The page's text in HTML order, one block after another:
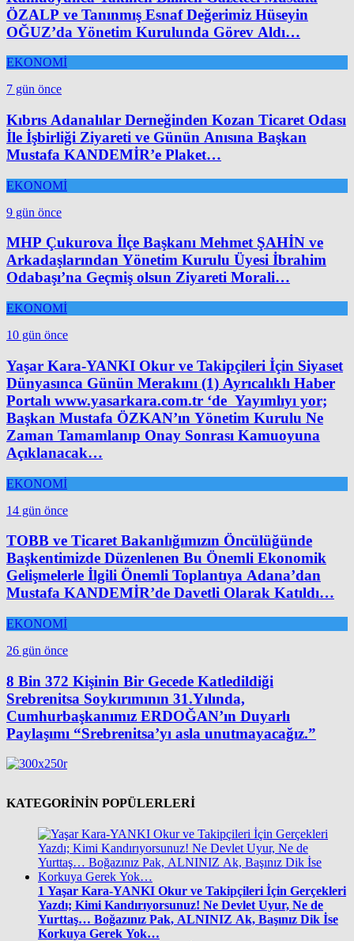
ÖZALP ve Tanınmış Esnaf Değerimiz Hüseyin
OĞUZ’da Yönetim Kurulunda Görev Aldı…
EKONOMİ
7 gün önce
Kıbrıs Adanalılar Derneğinden Kozan Ticaret Odası
İle İşbirliği Ziyareti ve Günün Anısına Başkan
Mustafa KANDEMİR’e Plaket…
EKONOMİ
9 gün önce
MHP Çukurova İlçe Başkanı Mehmet ŞAHİN ve
Arkadaşlarından Yönetim Kurulu Üyesi İbrahim
Odabaşı’na Geçmiş olsun Ziyareti Morali…
EKONOMİ
10 gün önce
Yaşar Kara-YANKI Okur ve Takipçileri İçin Siyaset
Dünyasınca Günün Merakını (1) Ayrıcalıklı Haber
Portalı www.yasarkara.com.tr ‘de Yayımlıyı yor;
Başkan Mustafa ÖZKAN’ın Yönetim Kurulu Ne
Zaman Tamamlanıp Onay Sonrası Kamuoyuna
Açıklanacak…
EKONOMİ
14 gün önce
TOBB ve Ticaret Bakanlığımızın Öncülüğünde
Başkentimizde Düzenlenen Bu Önemli Ekonomik
Gelişmelerle İlgili Önemli Toplantıya Adana’dan
Mustafa KANDEMİR’de Davetli Olarak Katıldı…
EKONOMİ
26 gün önce
8 Bin 372 Kişinin Bir Gecede Katledildiği
Srebrenitsa Soykırımının 31.Yılında,
Cumhurbaşkanımız ERDOĞAN’ın Duyarlı
Paylaşımı “Srebrenitsa’yı asla unutmayacağız.”
KATEGORİNİN POPÜLERLERİ
1 Yaşar Kara-YANKI Okur ve Takipçileri İçin Gerçekleri
Yazdı; Kimi Kandırıyorsunuz! Ne Devlet Uyur, Ne de
Yurttaş… Boğazınız Pak, ALNINIZ Ak, Başınız Dik İse
Korkuya Gerek Yok…